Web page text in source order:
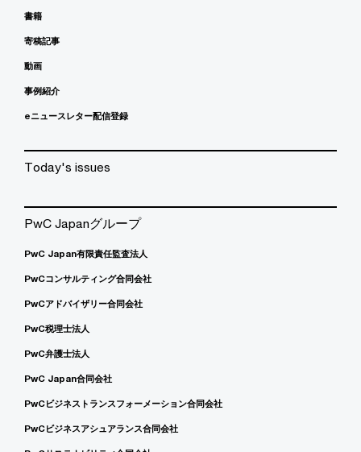
書籍
寄稿記事
動画
事例紹介
eニュースレター配信登録
Today's issues
PwC Japanグループ
PwC Japan有限責任監査法人
PwCコンサルティング合同会社
PwCアドバイザリー合同会社
PwC税理士法人
PwC弁護士法人
PwC Japan合同会社
PwCビジネストランスフォーメーション合同会社
PwCビジネスアシュアランス合同会社